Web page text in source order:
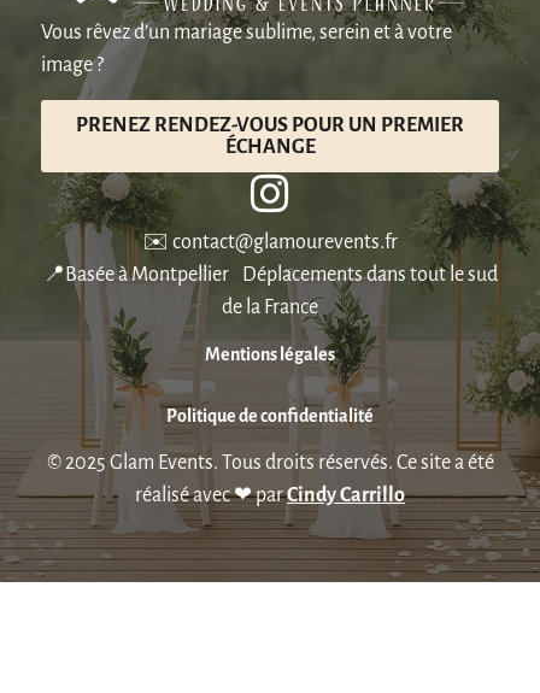
Vous rêvez d’un mariage sublime, serein et à votre
image ?
PRENEZ RENDEZ-VOUS POUR UN PREMIER
ÉCHANGE
✉️ contact@glamourevents.fr
📍Basée à Montpellier Déplacements dans tout le sud
de la France
Mentions légales
Politique de confidentialité
© 2025 Glam Events. Tous droits réservés. Ce site a été
réalisé avec ❤ parCindy Carrillo